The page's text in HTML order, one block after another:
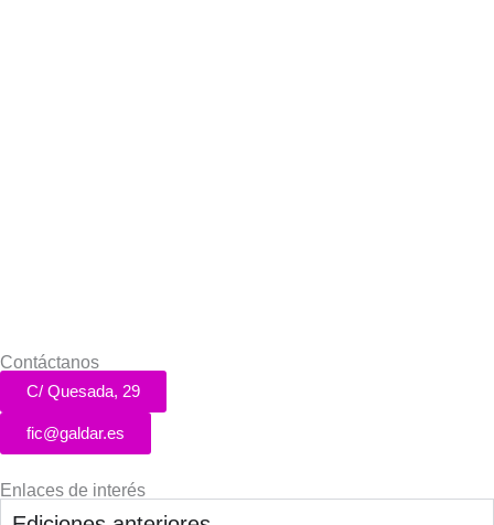
Contáctanos
C/ Quesada, 29
fic@galdar.es
Enlaces de interés